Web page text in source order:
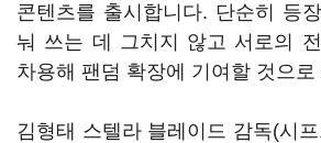
콘텐츠를 출시합니다. 단순히 등
눠 쓰는 데 그치지 않고 서로의
차용해 팬덤 확장에 기여할 것으
김형태 스텔라 블레이드 감독(시